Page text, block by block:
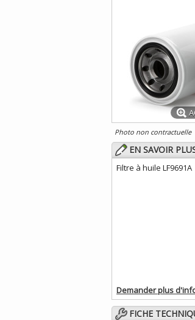
Photo non contractuelle
EN SAVOIR
Filtre à huile LF9691A
Demander plus
FICHE